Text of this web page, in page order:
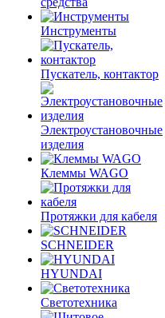
Инструменты
Пускатель, контактор
Электроустановочные
изделия
Клеммы WAGO
Протяжки для кабеля
SCHNEIDER
HYUNDAI
Светотехника